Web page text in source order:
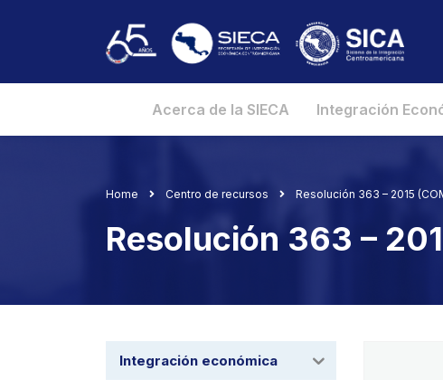
Acerca de la SIECA Integración
Home Centro de recursos Resolución 363 – 2015
Resolución 363 –
Integración económica